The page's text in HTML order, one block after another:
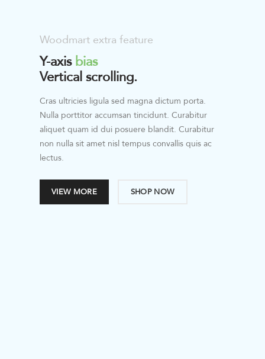
Woodmart extra feature
Y-axisbias
Vertical scrolling.
Cras ultricies ligula sed magna dictum porta.
Nulla porttitor accumsan tincidunt. Curabitur
aliquet quam id dui posuere blandit. Curabitur
non nulla sit amet nisl tempus convallis quis ac
lectus.
VIEW MORE SHOP NOW